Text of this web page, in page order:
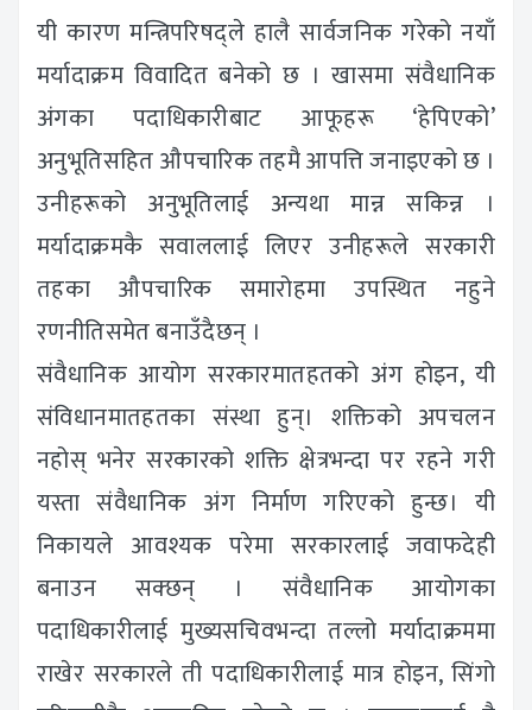
यी कारण मन्त्रिपरिषद्ले हालै सार्वजनिक गरेको नयाँ
मर्यादाक्रम विवादित बनेको छ । खासमा संवैधानिक
अंगका पदाधिकारीबाट आफूहरू ‘हेपिएको’
अनुभूतिसहित औपचारिक तहमै आपत्ति जनाइएको छ ।
उनीहरूको अनुभूतिलाई अन्यथा मान्न सकिन्न ।
मर्यादाक्रमकै सवाललाई लिएर उनीहरूले सरकारी
तहका औपचारिक समारोहमा उपस्थित नहुने
रणनीतिसमेत बनाउँदैछन् ।
संवैधानिक आयोग सरकारमातहतको अंग होइन, यी
संविधानमातहतका संस्था हुन्। शक्तिको अपचलन
नहोस् भनेर सरकारको शक्ति क्षेत्रभन्दा पर रहने गरी
यस्ता संवैधानिक अंग निर्माण गरिएको हुन्छ। यी
निकायले आवश्यक परेमा सरकारलाई जवाफदेही
बनाउन सक्छन् । संवैधानिक आयोगका
पदाधिकारीलाई मुख्यसचिवभन्दा तल्लो मर्यादाक्रममा
राखेर सरकारले ती पदाधिकारीलाई मात्र होइन, सिंगो